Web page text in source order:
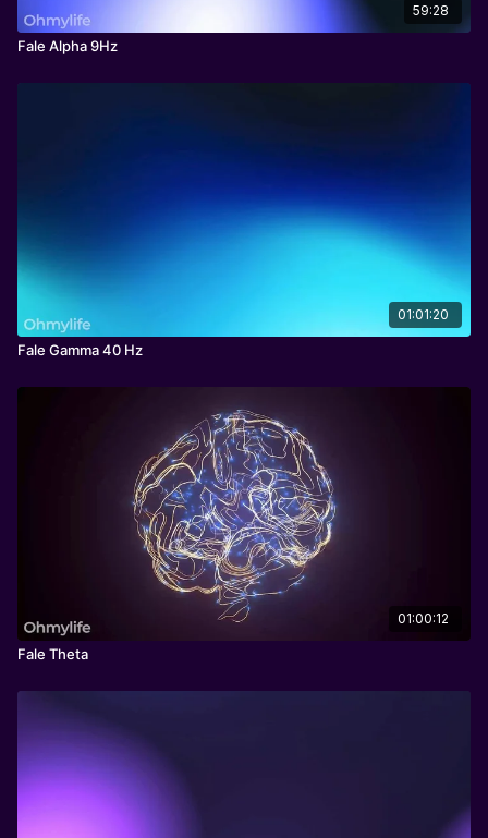
59:28
Fale Alpha 9Hz
01:01:20
Fale Gamma 40 Hz
01:00:12
Fale Theta